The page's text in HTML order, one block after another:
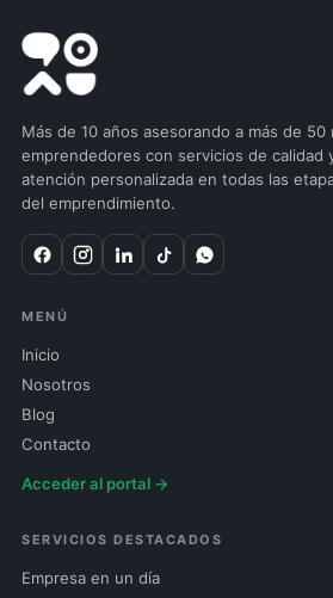
Más de 10 años asesorando a más de 50
emprendedores con servicios de calidad
atención personalizada en todas las
del emprendimiento.
MENÚ
Inicio
Nosotros
Blog
Contacto
Acceder al portal →
SERVICIOS DESTACADOS
Empresa en un día